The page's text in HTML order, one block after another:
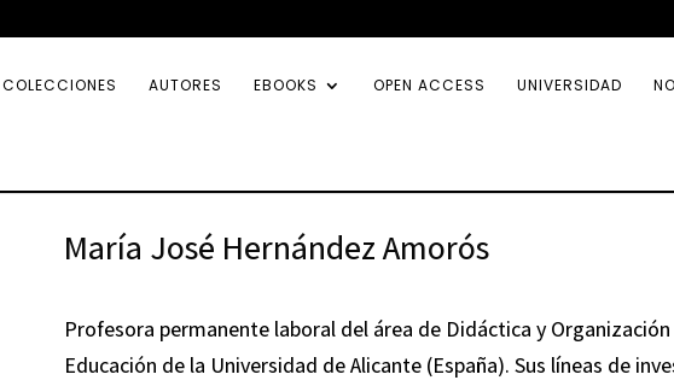
COLECCIONES AUTORES EBOOKS OPEN ACCESS UNIVERSIDAD
María José Hernández Amorós
Profesora permanente laboral del área de Didáctica y
Educación de la Universidad de Alicante (España). Sus líneas de